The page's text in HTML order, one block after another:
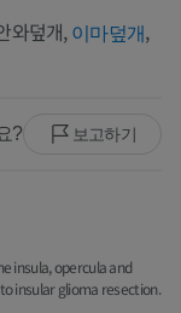
와덮개,이마덮개,
? 보고하기
insula, opercula and
insular glioma resection.